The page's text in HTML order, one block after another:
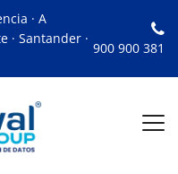
· A
· Santander ·
900 900 381